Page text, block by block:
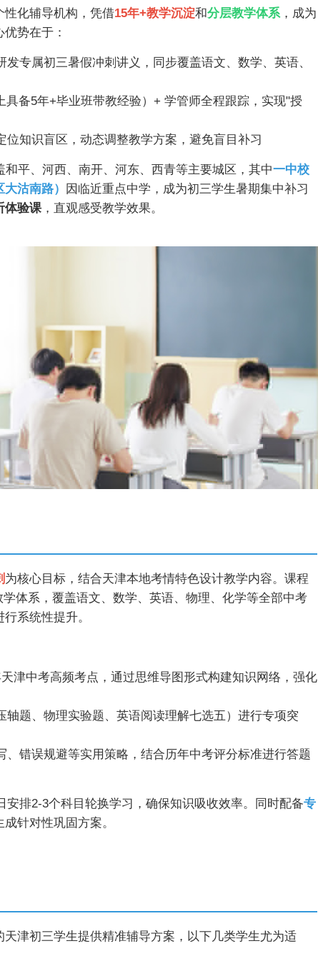
性化辅导机构，凭借15年+教学沉淀和分层教学体系，成为
势在于：
专属初三暑假冲刺讲义，同步覆盖语文、数学、英语、
具备5年+毕业班带教经验）+ 学管师全程跟踪，实现"授
位知识盲区，动态调整教学方案，避免盲目补习
和平、河西、南开、河东、西青等主要城区，其中一中校
沽南路）
因临近重点中学，成为初三学生暑期集中补习
体验课 ，直观感受教学效果。
为核心目标，结合天津本地考情特色设计教学内容。课程
体系，覆盖语文、数学、英语、物理、化学等全部中考
系统性提升。
津中考高频考点，通过思维导图形式构建知识网络，强化
轴题、物理实验题、英语阅读理解七选五）进行专项突
、错误规避等实用策略，结合历年中考评分标准进行答题
排2-3个科目轮换学习，确保知识吸收效率。同时配备专
针对性巩固方案。
津初三学生提供精准辅导方案，以下几类学生尤为适